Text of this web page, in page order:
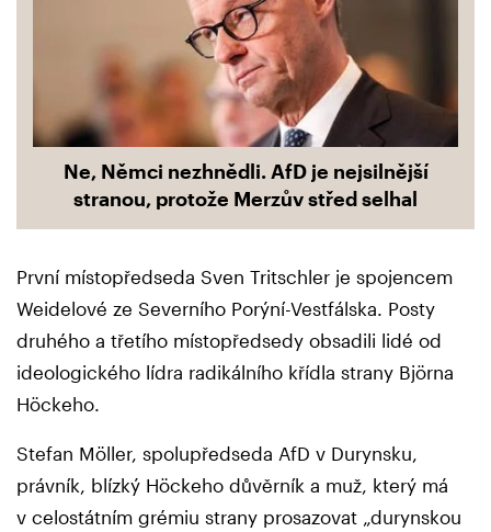
Ne, Němci nezhnědli. AfD je nejsilnější
stranou, protože Merzův střed selhal
První místopředseda Sven Tritschler je spojencem
Weidelové ze Severního Porýní-Vestfálska. Posty
druhého a třetího místopředsedy obsadili lidé od
ideologického lídra radikálního křídla strany Björna
Höckeho.
Stefan Möller, spolupředseda AfD v Durynsku,
právník, blízký Höckeho důvěrník a muž, který má
v celostátním grémiu strany prosazovat „durynskou